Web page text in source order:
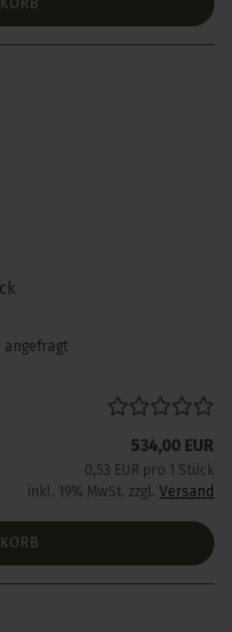
angefragt
534,00 EUR
0,53 EUR pro 1 Stück
inkl. 19% MwSt. zzgl. Versand